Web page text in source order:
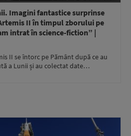
Imagini fantastice surprinse
II în timpul zborului pe
intrat în science-fiction” |
II se întorc pe Pământ după ce au
a Lunii și au colectat date…